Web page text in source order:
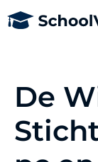
De